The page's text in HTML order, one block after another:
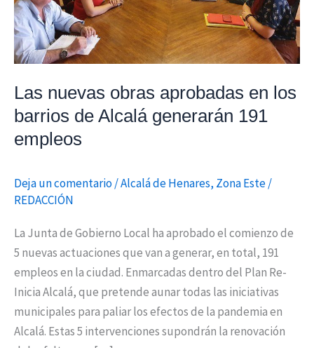
Las nuevas obras aprobadas en los
barrios de Alcalá generarán 191
empleos
Deja un comentario/Alcalá de Henares, Zona Este/
REDACCIÓN
La Junta de Gobierno Local ha aprobado el comienzo de
5 nuevas actuaciones que van a generar, en total, 191
empleos en la ciudad. Enmarcadas dentro del Plan Re-
Inicia Alcalá, que pretende aunar todas las iniciativas
municipales para paliar los efectos de la pandemia en
Alcalá. Estas 5 intervenciones supondrán la renovación
Alcalá
generarán
191